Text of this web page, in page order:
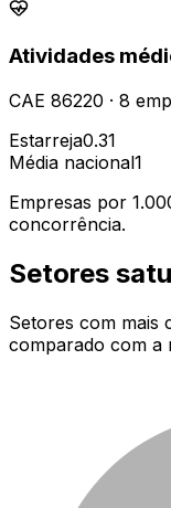
Atividades
CAE 86220 · 8
Estarreja0.31
Média nacional1
Empresas por
concorrência.
Setores
Setores com mais
comparado com a